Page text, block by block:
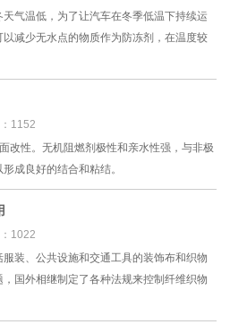
天气温低，为了让汽车在冬季低温下持续运
减少无水点的物质作为防冻剂，在温度较
1152
改性。无机阻燃剂极性和亲水性强，与非极
成良好的结合和粘结。
1022
服装、公共设施和交通工具的装饰布和织物
国外相继制定了各种法规来控制纤维织物